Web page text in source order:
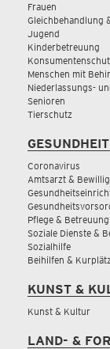
Frauen
Gleichbehandlung
Jugend
Kinderbetreuung
Menschen mit
Niederlassungs-
Senioren
Tierschutz
Coronavirus
Amtsarzt &
Pflege & Betreuung
Soziale Dienste &
Sozialhilfe
Beihilfen &
KUNST &
Kunst & Kultur
LAND- &